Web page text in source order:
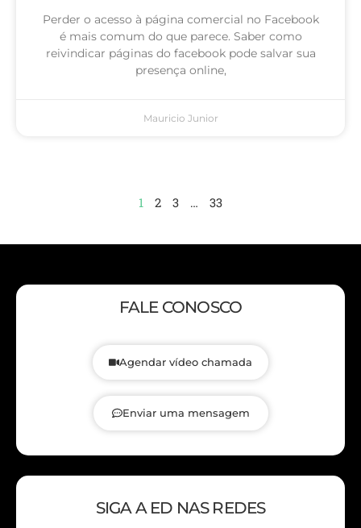
Perder o acesso à página comercial no Facebook
é mais comum do que parece. Saber como
reivindicar páginas do facebook pode salvar sua
presença online,
Mauricio Junior
1 2 3 … 33
FALE CONOSCO
Agendar vídeo chamada
Enviar uma mensagem
SIGA A ED NAS REDES